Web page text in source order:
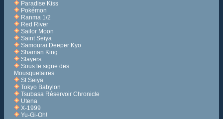
Paradise Kiss
Pokémon
Ranma 1/2
Red River
Sailor Moon
Saint Seiya
Samouraï Deeper Kyo
Shaman King
Slayers
Sous le signe des
Mousquetaires
St Seiya
Tokyo Babylon
Tsubasa Réservoir Chronicle
Utena
X-1999
Yu-Gi-Oh!